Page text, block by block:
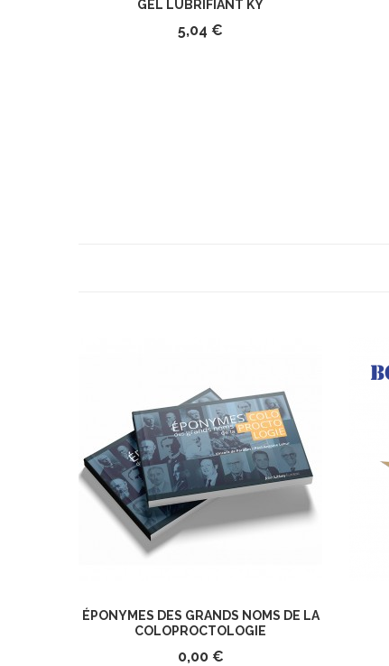
GEL LUBRIFIANT KY
5,04 €
ÉPONYMES DES GRANDS NOMS DE LA
COLOPROCTOLOGIE
0,00 €